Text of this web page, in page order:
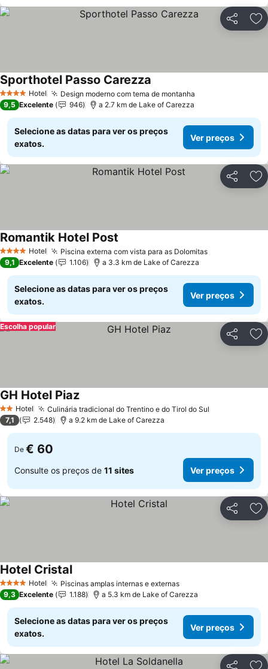
Partilhar
4 EstrelasHotel Design moderno com tema de montanha
Sporthotel Passo Carezza
9,5 Excelente 946 a 2.7 km de Lake of Carezza
Selecione as datas para ver os preços
exatos.
Ver preços
Partilhar
4 EstrelasHotel Piscina externa com vista para as DolomitasVer preços
Romantik Hotel Post
9,1 Excelente 1.106 a 3.3 km de Lake of Carezza
Selecione as datas para ver os preços
exatos.
Ver preços
Partilhar
Escolha popular
2 Estrelas
Hotel Culinária tradicional do Trentino e do Tirol do Sul
GH Hotel PiazVer preços
7,1 2.548 a 9.2 km de Lake of Carezza
De € 60
Consulte os preços de 11 sites Ver preços
Partilhar
4 EstrelasHotel Piscinas amplas internas e externasVer preços
Hotel CristalVer preços
9,3 Excelente 1.188 a 5.3 km de Lake of Carezza
Selecione as datas para ver os preços
exatos.
Ver preços